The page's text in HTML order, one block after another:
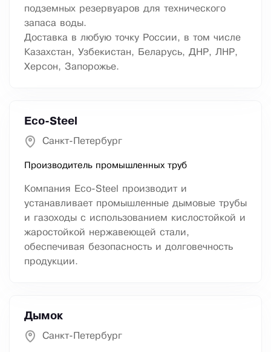
подземных резервуаров для технического
запаса воды.
Доставка в любую точку России, в том числе
Казахстан, Узбекистан, Беларусь, ДНР, ЛНР,
Херсон, Запорожье.
Eco-Steel
Санкт-Петербург
Производитель промышленных труб
Компания Eco-Steel производит и
устанавливает промышленные дымовые трубы
и газоходы с использованием кислостойкой и
жаростойкой нержавеющей стали,
обеспечивая безопасность и долговечность
продукции.
Дымок
Санкт-Петербург